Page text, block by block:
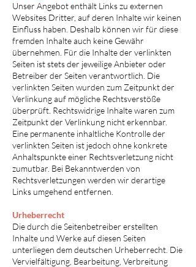
Unser Angebot enthält Links zu externen
Websites Dritter, auf deren Inhalte wir keinen
Einfluss haben. Deshalb können wir für diese
fremden Inhalte auch keine Gewähr
übernehmen. Für die Inhalte der verlinkten
Seiten ist stets der jeweilige Anbieter oder
Betreiber der Seiten verantwortlich. Die
verlinkten Seiten wurden zum Zeitpunkt der
Verlinkung auf mögliche Rechtsverstöße
überprüft. Rechtswidrige Inhalte waren zum
Zeitpunkt der Verlinkung nicht erkennbar.
Eine permanente inhaltliche Kontrolle der
verlinkten Seiten ist jedoch ohne konkrete
Anhaltspunkte einer Rechtsverletzung nicht
zumutbar. Bei Bekanntwerden von
Rechtsverletzungen werden wir derartige
Links umgehend entfernen.
Urheberrecht
Die durch die Seitenbetreiber erstellten
Inhalte und Werke auf diesen Seiten
unterliegen dem deutschen Urheberrecht. Die
Vervielfältigung, Bearbeitung, Verbreitung